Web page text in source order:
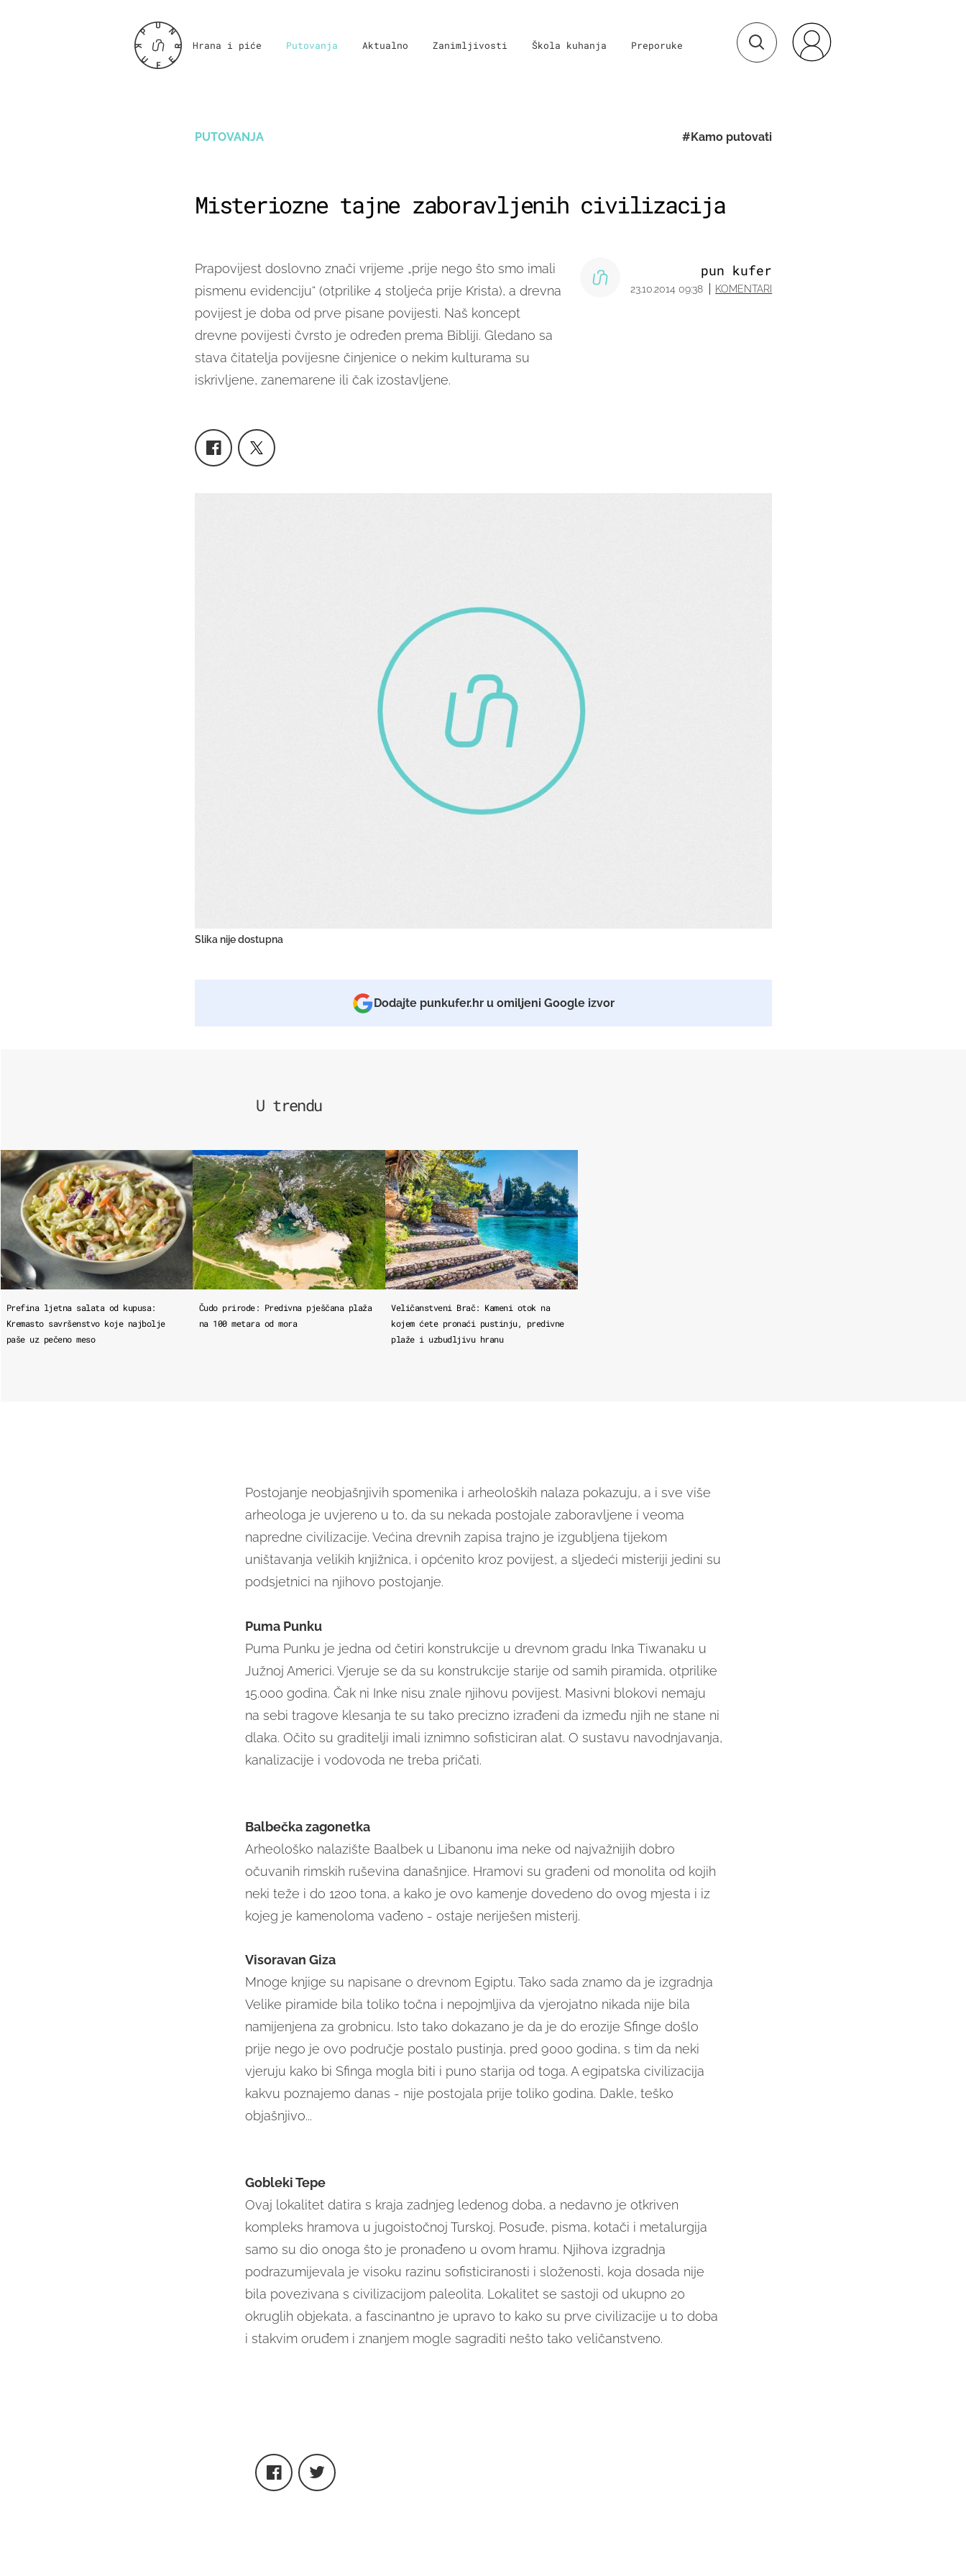
Hrana i piće Putovanja Aktualno Zanimljivosti Škola kuhanja Preporuke
PUTOVANJA #Kamo putovati
Misteriozne tajne zaboravljenih civilizacija
Prapovijest doslovno znači vrijeme „prije nego što smo imali
pismenu evidenciju“ (otprilike 4 stoljeća prije Krista), a drevna
povijest je doba od prve pisane povijesti. Naš koncept
drevne povijesti čvrsto je određen prema Bibliji. Gledano sa
stava čitatelja povijesne činjenice o nekim kulturama su
iskrivljene, zanemarene ili čak izostavljene.
pun kufer
23.10.2014 09:38 KOMENTARI
Slika nije dostupna
Dodajte punkufer.hr u omiljeni Google izvor
U trendu
Prefina ljetna salata od kupusa:
Kremasto savršenstvo koje najbolje
paše uz pečeno meso
Čudo prirode: Predivna pješčana plaža
na 100 metara od mora
Veličanstveni Brač: Kameni otok na
kojem ćete pronaći pustinju, predivne
plaže i uzbudljivu hranu
Postojanje neobjašnjivih spomenika i arheoloških nalaza pokazuju, a i sve više
arheologa je uvjereno u to, da su nekada postojale zaboravljene i veoma
napredne civilizacije. Većina drevnih zapisa trajno je izgubljena tijekom
uništavanja velikih knjižnica, i općenito kroz povijest, a sljedeći misteriji jedini su
podsjetnici na njihovo postojanje.
Puma Punku
Puma Punku je jedna od četiri konstrukcije u drevnom gradu Inka Tiwanaku u
Južnoj Americi. Vjeruje se da su konstrukcije starije od samih piramida, otprilike
15.000 godina. Čak ni Inke nisu znale njihovu povijest. Masivni blokovi nemaju
na sebi tragove klesanja te su tako precizno izrađeni da između njih ne stane ni
dlaka. Očito su graditelji imali iznimno sofisticiran alat. O sustavu navodnjavanja,
kanalizacije i vodovoda ne treba pričati.
Balbečka zagonetka
Arheološko nalazište Baalbek u Libanonu ima neke od najvažnijih dobro
očuvanih rimskih ruševina današnjice. Hramovi su građeni od monolita od kojih
neki teže i do 1200 tona, a kako je ovo kamenje dovedeno do ovog mjesta i iz
kojeg je kamenoloma vađeno - ostaje neriješen misterij.
Visoravan Giza
Mnoge knjige su napisane o drevnom Egiptu. Tako sada znamo da je izgradnja
Velike piramide bila toliko točna i nepojmljiva da vjerojatno nikada nije bila
namijenjena za grobnicu. Isto tako dokazano je da je do erozije Sfinge došlo
prije nego je ovo područje postalo pustinja, pred 9000 godina, s tim da neki
vjeruju kako bi Sfinga mogla biti i puno starija od toga. A egipatska civilizacija
kakvu poznajemo danas - nije postojala prije toliko godina. Dakle, teško
objašnjivo...
Gobleki Tepe
Ovaj lokalitet datira s kraja zadnjeg ledenog doba, a nedavno je otkriven
kompleks hramova u jugoistočnoj Turskoj. Posuđe, pisma, kotači i metalurgija
samo su dio onoga što je pronađeno u ovom hramu. Njihova izgradnja
podrazumijevala je visoku razinu sofisticiranosti i složenosti, koja dosada nije
bila povezivana s civilizacijom paleolita. Lokalitet se sastoji od ukupno 20
okruglih objekata, a fascinantno je upravo to kako su prve civilizacije u to doba
i stakvim oruđem i znanjem mogle sagraditi nešto tako veličanstveno.